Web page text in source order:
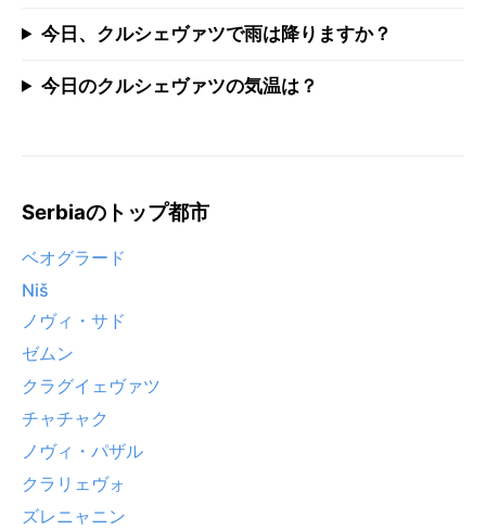
今日、クルシェヴァツで雨は降りますか？
今日のクルシェヴァツの気温は？
Serbiaのトップ都市
ベオグラード
Niš
ノヴィ・サド
ゼムン
クラグイェヴァツ
チャチャク
ノヴィ・パザル
クラリェヴォ
ズレニャニン